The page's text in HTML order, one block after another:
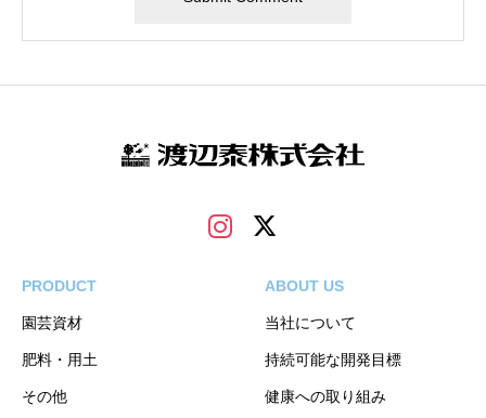
PRODUCT
園芸資材
肥料・用土
その他
ABOUT US
当社について
持続可能な開発目標
健康への取り組み